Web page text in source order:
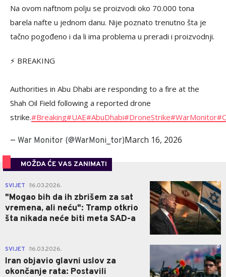
Na ovom naftnom polju se proizvodi oko 70.000 tona
barela nafte u jednom danu. Nije poznato trenutno šta je
tačno pogođeno i da li ima problema u preradi i proizvodnji.
⚡ BREAKING
Authorities in Abu Dhabi are responding to a fire at the
Shah Oil Field following a reported drone
strike.#Breaking#UAE#AbuDhabi#DroneStrike#WarMonitor
— War Monitor (@WarMoni_tor)March 16, 2026
MOŽDA ĆE VAS ZANIMATI
SVIJET 16.03.2026.
"Mogao bih da ih zbrišem za sat
vremena, ali neću": Tramp otkrio
šta nikada neće biti meta SAD-a
0
SVIJET 16.03.2026.
Iran objavio glavni uslov za
okončanje rata: Postavili
0